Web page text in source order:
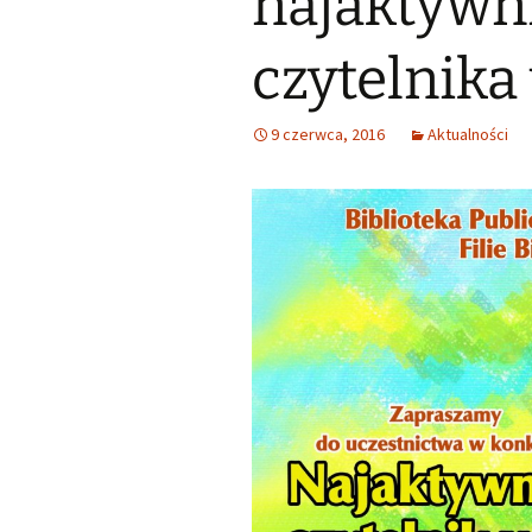
Małoletnich Małoletnich –
skrócona dla
Deklaracja dostępności
Exlibrisy Biblioteki
Wsparcie finansowe
czytelnika
9 czerwca, 2016 Aktualności